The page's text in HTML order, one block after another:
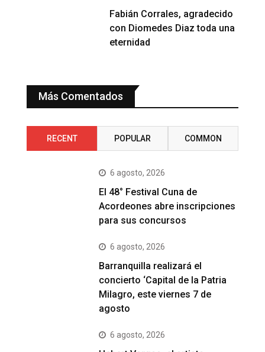
Fabián Corrales, agradecido
con Diomedes Diaz toda una
eternidad
Más Comentados
RECENT POPULAR COMMON
6 agosto, 2026
El 48° Festival Cuna de
Acordeones abre inscripciones
para sus concursos
6 agosto, 2026
Barranquilla realizará el
concierto ‘Capital de la Patria
Milagro, este viernes 7 de
agosto
6 agosto, 2026